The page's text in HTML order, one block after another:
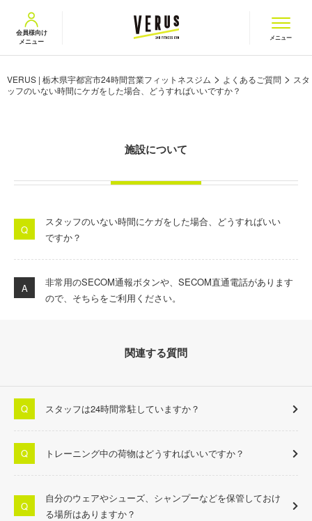
VERUS ヴェルス
会員様向け
メニュー
メニュー
VERUS | 栃木県宇都宮市24時間営業フィットネスジム > よくあるご質問 > スタ
ッフのいない時間にケガをした場合、どうすればいいですか？
施設について
スタッフのいない時間にケガをした場合、どうすればいい
ですか？
非常用のSECOM通報ボタンや、 SECOM直通電話があります
ので、そちらをご利用ください。
関連する質問
スタッフは24時間常駐していますか？
トレーニング中の荷物はどうすればいいですか？
自分のウェアやシューズ、シャンプーなどを保管しておけ
る場所はありますか？